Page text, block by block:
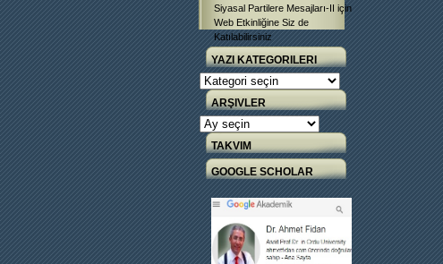
Siyasal Partilere Mesajları-II için
Web Etkinliğine Siz de
Katılabilirsiniz
YAZI KATEGORILERI
Yazı
Kategorileri
ARŞIVLER
Arşivler
TAKVIM
GOOGLE SCHOLAR